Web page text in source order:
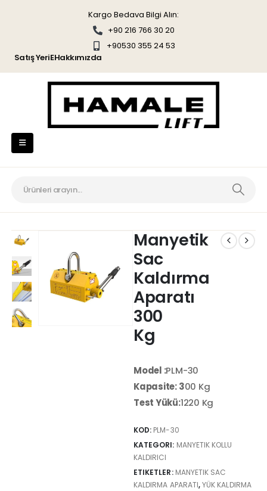
Kargo Bedava Bilgi Alın:
+90 216 766 30 20
+90530 355 24 53
Satış YeriEHakkımızda
Manyetik
Sac
Kaldırma
Aparatı
300
Kg
Model :PLM-30
Kapasite: 300 Kg
Test Yükü:1220 Kg
KOD: PLM-30
KATEGORI: MANYETIK KOLLU
KALDIRICI
ETIKETLER: MANYETIK SAC
KALDIRMA APARATI,YÜK KALDIRMA